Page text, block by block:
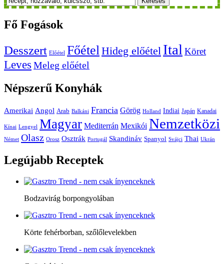
Fő Fogások
Desszert Előétel FőételHideg előétel Ital Köret
Leves Meleg előétel
Népszerű Konyhák
Amerikai Angol Arab Balkáni Francia Görög Holland Indiai Japán Kanadai
Kínai Lengyel Magyar Mediterrán Mexikói Nemzetközi
Német Olasz Orosz Osztrák Portugál Skandináv Spanyol Svájci Thai Ukrán
Legújabb Receptek
Bodzavirág borpongyolában
Körte fehérborban, szőlőlevelekben